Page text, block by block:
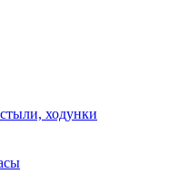
ходунки